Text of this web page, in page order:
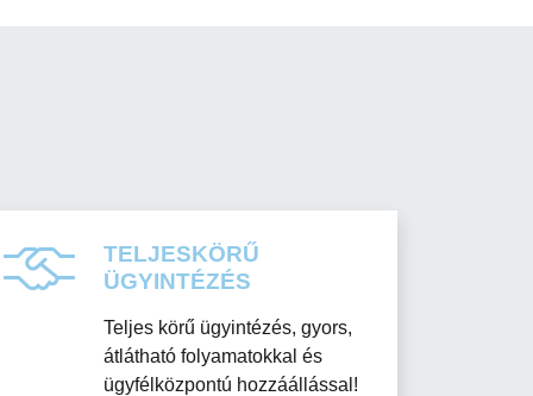
TELJESKÖRŰ
ÜGYINTÉZÉS
Teljes körű ügyintézés, gyors,
átlátható folyamatokkal és
ügyfélközpontú hozzáállással!